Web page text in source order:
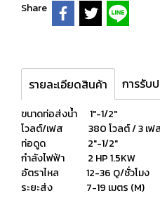
Share
รายละเอียดสินค้า การรับ
ขนาดท่อส่งน้ำ 1"-1/2″
โวลต์/เฟส 380 โวลต์ / 3 เฟ
ท่อดูด 2″-1/2"
กำลังไฟฟ้า 2 HP 1.5KW
อัตราไหล 12-36 Q/ชั่วโมง
ระยะส่ง 7-19 เมตร (M)